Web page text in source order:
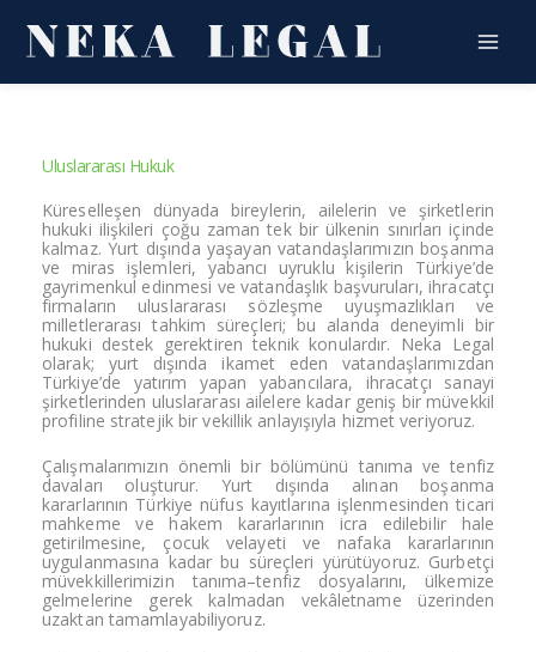
atla
Uluslararası Hukuk
Küreselleşen dünyada bireylerin, ailelerin ve şirketlerin
hukuki ilişkileri çoğu zaman tek bir ülkenin sınırları içinde
kalmaz. Yurt dışında yaşayan vatandaşlarımızın boşanma
ve miras işlemleri, yabancı uyruklu kişilerin Türkiye’de
gayrimenkul edinmesi vevatandaşlık başvuruları, ihracatçı
firmaların uluslararası sözleşme uyuşmazlıkları ve
milletlerarasıtahkim süreçleri; bu alanda deneyimli bir
hukuki destek gerektirenteknik konulardır. Neka
Legal
olarak; yurt dışında ikamet edenvatandaşlarımızdan
Türkiye’de yatırım yapanyabancılara, ihracatçı sanayi
şirketlerinden uluslararası ailelere kadar geniş birmüvekkil
profiline stratejik birvekillik anlayışıyla hizmetveriyoruz.
Çalışmalarımızın önemli bir bölümünü tanıma ve tenfiz
davaları oluşturur. Yurt dışında alınan boşanma
kararlarının Türkiye nüfus kayıtlarına işlenmesinden ticari
mahkeme ve hakem kararlarının icra edilebilir hale
getirilmesine, çocuk velayeti ve nafaka kararlarının
uygulanmasına kadar bu süreçleri yürütüyoruz. Gurbetçi
müvekkillerimizin tanıma–tenfiz dosyalarını, ülkemize
gelmelerine gerek kalmadan vekâletname üzerinden
uzaktan tamamlayabiliyoruz.